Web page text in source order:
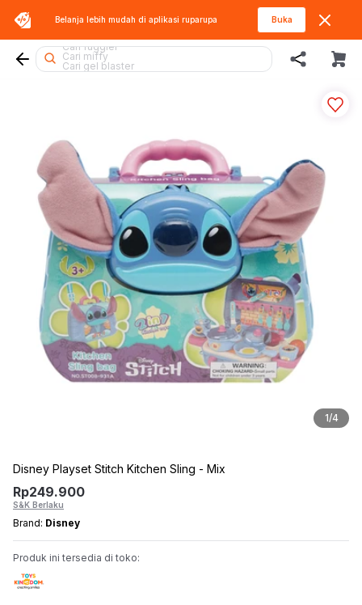
Belanja lebih mudah di aplikasi ruparupa Buka
Cari diecast
Cari fuggler
Cari miffy
Cari gel blaster
Cari lego
Cari lego superheroes
Cari squishy
Cari lego botanicals
Cari rolife
Cari mobil
Cari barbie
Cari batman
Cari spiderman
Cari pokemon
Cari thomas
Cari sylvanian
Cari beyblade
Cari hot wheels
Cari marvel legends
1/4
Disney Playset Stitch Kitchen Sling - Mix
Rp249.900
S&K Berlaku
Brand: Disney
Produk ini tersedia di toko: